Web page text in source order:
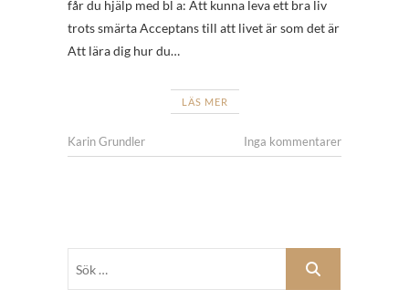
får du hjälp med bl a: Att kunna leva ett bra liv
trots smärta Acceptans till att livet är som det är
Att lära dig hur du…
LÄS MER
Karin Grundler Inga kommentarer